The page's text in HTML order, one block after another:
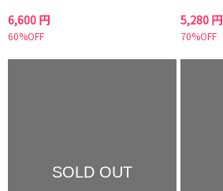
6,600 円
60%OFF
5,280 円
70%OFF
SOLD OUT